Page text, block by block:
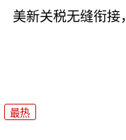
美新关税无缝衔接
最热